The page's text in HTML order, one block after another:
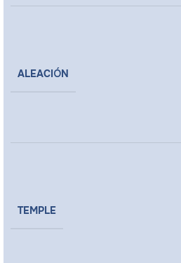
ALEACIÓN
TEMPLE